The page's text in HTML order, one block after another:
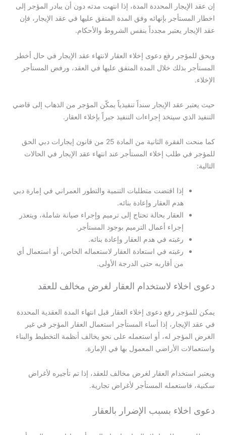
إن عقد الإيجار المحددة المدة، إذا انتهت مدته دون أن يبادر المؤجر إلى
اخطار المستأجر بإنهائه وفق المدة المتفق عليها في عقد الإيجار، فإن
عقد الإيجار يعتبر مجدداً بنفس الشروط والأحكام.
ويحق للمؤجر رفع دعوى إخلاء العقار لانتهاء عقد الإيجار في حال أخطر
المستأجر بذلك خلال المدة المتفق عليها في العقد، ورفض المستأجر
الإخلاء.
حيث يعتبر عقد الإيجار سنداً تنفيذياً يمكّن المؤجر من الذهاب إلى قاضي
التنفيذ الذي سيتخذ إجراءات التنفيذ جبراً بإخلاء العقار.
كما منحت الفقرة الثانية من المادة 25 من قانون إيجارات دبي الحق
للمؤجر في طلب إخلاء المستأجر عند انتهاء عقد الإيجار في الحالات
التالية:
إذا اقتضت متطلبات التنمية والتطور العمراني في إمارة دبي
هدم العقار وإعادة بنائه.
العقار بحالة تحتاج إلى ترميم وإجراء صيانة شاملة، ويتعذر
إجراء أعمال الترميم بوجود المستأجر.
رغبته في هدم العقار وإعادة بنائه.
رغبته في استعادة العقار لاستعماله الخاص، أو استعمال أي
من أقاربه حتى الدرجة الأولى.
دعوى اخلاء لاستخدام العقار لغرض مخالف للعقد
يمكن للمؤجر رفع دعوى إخلاء العقار قبل انتهاء المدة العقدية المحددة
في عقد الإيجار، إذا أساء المستأجر استعمال العقار المؤجر في غير
الغرض المؤجر له، أو استعمله على نحو يخالف أنظمة التخطيط والبناء
واستعمالات الأراضي المعمول بها في الإمارة.
ويعتبر استخدام العقار لغرض مخالف للعقد، إذا تم تأجيره لأغراض
سكنية، فاستعمله المستأجر لأغراض تجارية.
دعوى اخلاء بسبب الإضرار بالعقار